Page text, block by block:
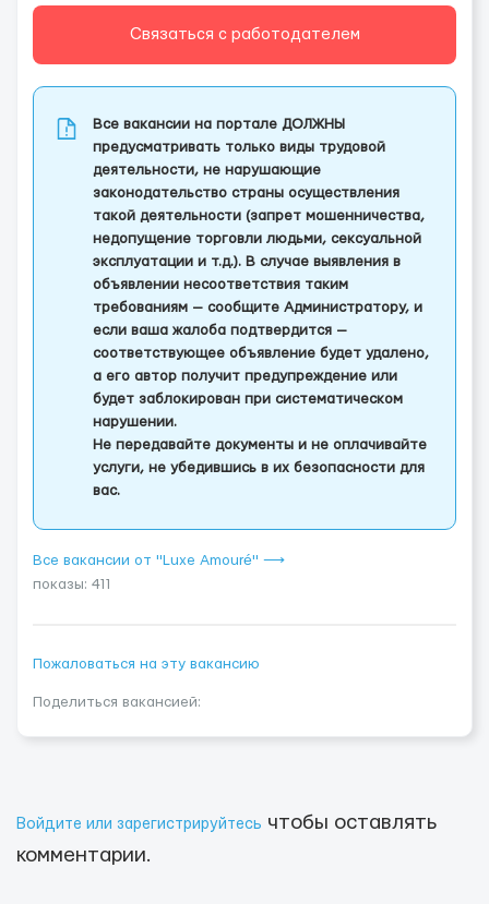
Связаться с работодателем
Все вакансии на портале ДОЛЖНЫ
предусматривать только виды трудовой
деятельности, не нарушающие
законодательство страны осуществления
такой деятельности (запрет мошенничества,
недопущение торговли людьми, сексуальной
эксплуатации и т.д.). В случае выявления в
объявлении несоответствия таким
требованиям — сообщите Администратору, и
если ваша жалоба подтвердится —
соответствующее объявление будет удалено,
а его автор получит предупреждение или
будет заблокирован при систематическом
нарушении.
Не передавайте документы и не оплачивайте
услуги, не убедившись в их безопасности для
вас.
Все вакансии от "Luxe Amouré" ⟶
показы: 411
Пожаловаться на эту вакансию
Поделиться вакансией:
Войдите или зарегистрируйтесь чтобы оставлять
комментарии.